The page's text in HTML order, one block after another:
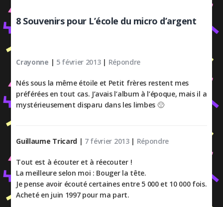
8 Souvenirs pour L’école du micro d’argent
Crayonne | 5 février 2013| Répondre
Nés sous la même étoile et Petit frères restent mes
préférées en tout cas. J’avais l’album à l’époque, mais il a
mystérieusement disparu dans les limbes 🙁
Guillaume Tricard | 7 février 2013| Répondre
Tout est à écouter et à réecouter !
La meilleure selon moi : Bouger la tête.
Je pense avoir écouté certaines entre 5 000 et 10 000 fois.
Acheté en juin 1997 pour ma part.